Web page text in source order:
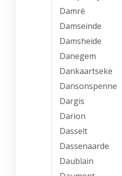
Damré
Damseinde
Damsheide
Danegem
Dankaartseke
Dansonspenne
Dargis
Darion
Dasselt
Dassenaarde
Daublain